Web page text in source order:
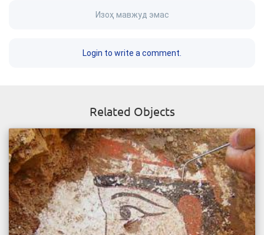
Изоҳ мавжуд эмас
Login to write a comment.
Related Objects